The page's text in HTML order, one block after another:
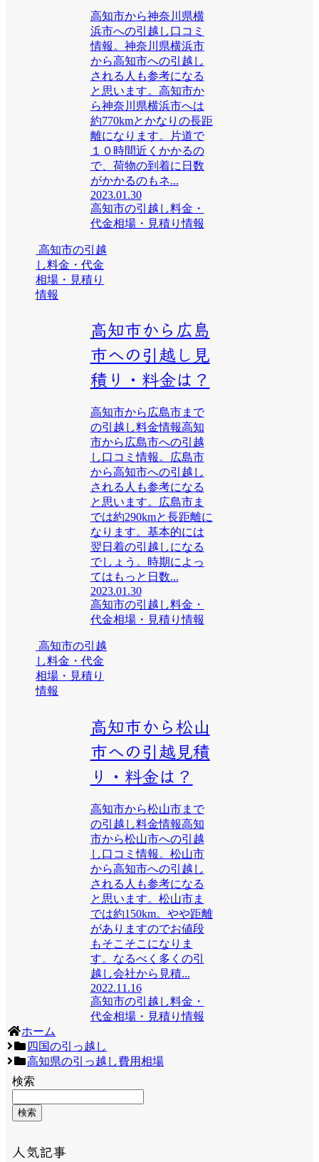
高知市から神奈川県横
浜市への引越し口コミ
情報。神奈川県横浜市
から高知市への引越し
される人も参考になる
と思います。高知市か
ら神奈川県横浜市へは
約770kmとかなりの長距
離になります。片道で
１０時間近くかかるの
で、荷物の到着に日数
がかかるのもネ...
2023.01.30
高知市の引越し料金・
代金相場・見積り情報
高知市の引越
し料金・代金
相場・見積り
情報
高知市から広島
市への引越し見
積り・料金は？
高知市から広島市まで
の引越し料金情報高知
市から広島市への引越
し口コミ情報。広島市
から高知市への引越し
される人も参考になる
と思います。広島市ま
では約290kmと長距離に
なります。基本的には
翌日着の引越しになる
でしょう。時期によっ
てはもっと日数...
2023.01.30
高知市の引越し料金・
代金相場・見積り情報
高知市の引越
し料金・代金
相場・見積り
情報
高知市から松山
市への引越見積
り・料金は？
高知市から松山市まで
の引越し料金情報高知
市から松山市への引越
し口コミ情報。松山市
から高知市への引越し
される人も参考になる
と思います。松山市ま
では約150km。やや距離
がありますのでお値段
もそこそこになりま
す。なるべく多くの引
越し会社から見積...
2022.11.16
高知市の引越し料金・
代金相場・見積り情報
ホーム
四国の引っ越し
高知県の引っ越し費用相場
検索
検索
人気記事